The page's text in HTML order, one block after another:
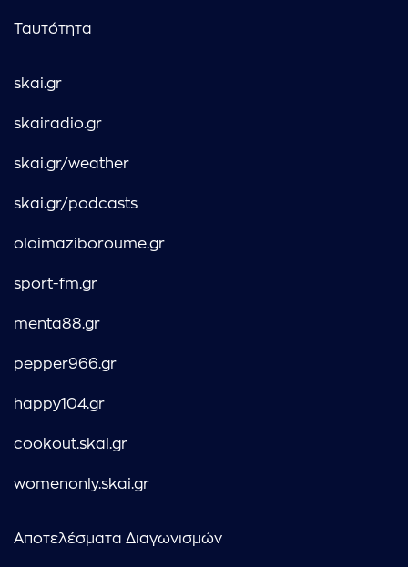
Ταυτότητα
skai.gr
skairadio.gr
skai.gr/weather
skai.gr/podcasts
oloimaziboroume.gr
sport-fm.gr
menta88.gr
pepper966.gr
happy104.gr
cookout.skai.gr
womenonly.skai.gr
Αποτελέσματα Διαγωνισμών